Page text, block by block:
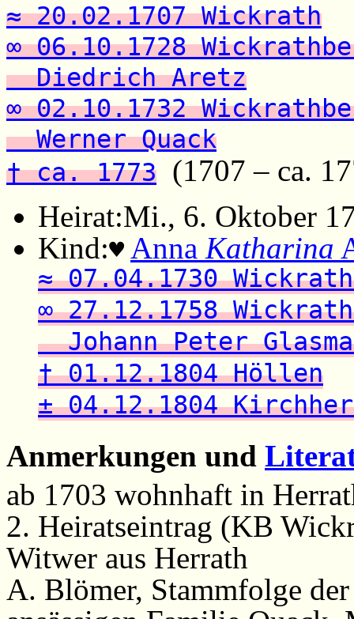
≈ 20.02.1707 Wickrath
∞ 06.10.1728
Diedrich Aretz
∞ 02.10.1732
Werner Quack
† ca. 1773 (1707 – ca.
Heirat:Mi., 6. Oktober
Kind:♥ Anna Katharina
≈ 07.04.1730
∞ 27.12.1758
Johann Peter
† 01.12.1804 Höllen
± 04.12.1804
Anmerkungen und
ab 1703 wohnhaft in
2. Heiratseintrag (KB
Witwer aus Herrath
A. Blömer, Stammfolge